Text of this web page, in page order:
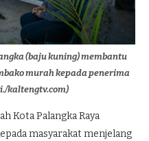
(baju kuning) membantu
murah kepada penerima
kaltengtv.com)
Kota Palangka Raya
masyarakat menjelang